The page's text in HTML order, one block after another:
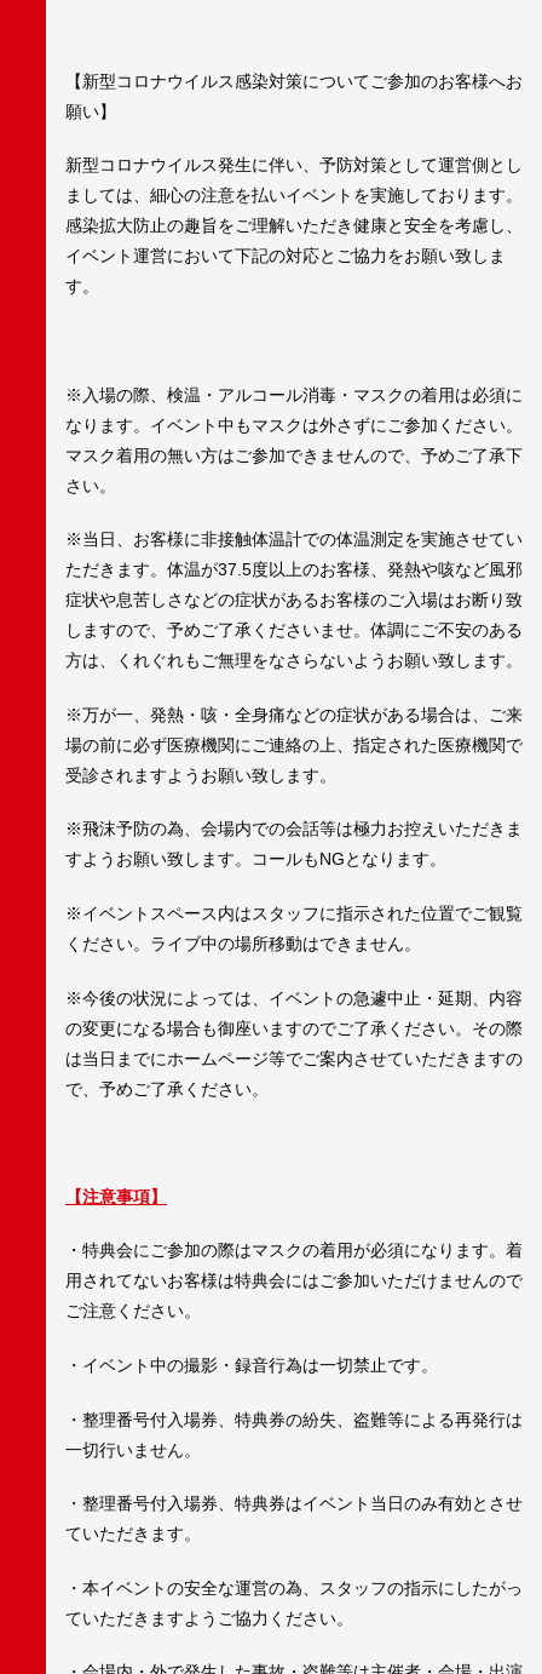
【新型コロナウイルス感染対策についてご参加のお客様へお
願い】
新型コロナウイルス発生に伴い、予防対策として運営側とし
ましては、細心の注意を払いイベントを実施しております。
感染拡大防止の趣旨をご理解いただき健康と安全を考慮し、
イベント運営において下記の対応とご協力をお願い致しま
す。
※入場の際、検温・アルコール消毒・マスクの着用は必須に
なります。イベント中もマスクは外さずにご参加ください。
マスク着用の無い方はご参加できませんので、予めご了承下
さい。
※当日、お客様に非接触体温計での体温測定を実施させてい
ただきます。体温が37.5度以上のお客様、発熱や咳など風邪
症状や息苦しさなどの症状があるお客様のご入場はお断り致
しますので、予めご了承くださいませ。体調にご不安のある
方は、くれぐれもご無理をなさらないようお願い致します。
※万が一、発熱・咳・全身痛などの症状がある場合は、ご来
場の前に必ず医療機関にご連絡の上、指定された医療機関で
受診されますようお願い致します。
※飛沫予防の為、会場内での会話等は極力お控えいただきま
すようお願い致します。コールもNGとなります。
※イベントスペース内はスタッフに指示された位置でご観覧
ください。ライブ中の場所移動はできません。
※今後の状況によっては、イベントの急遽中止・延期、内容
の変更になる場合も御座いますのでご了承ください。その際
は当日までにホームページ等でご案内させていただきますの
で、予めご了承ください。
【注意事項】
・特典会にご参加の際はマスクの着用が必須になります。着
用されてないお客様は特典会にはご参加いただけませんので
ご注意ください。
・イベント中の撮影・録音行為は一切禁止です。
・整理番号付入場券、特典券の紛失、盗難等による再発行は
一切行いません。
・整理番号付入場券、特典券はイベント当日のみ有効とさせ
ていただきます。
・本イベントの安全な運営の為、スタッフの指示にしたがっ
ていただきますようご協力ください。